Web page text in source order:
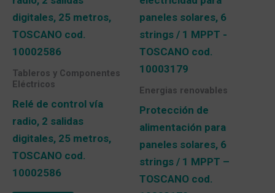
Tableros y Componentes
Eléctricos
Relé de control vía
radio, 2 salidas
digitales, 25 metros,
TOSCANO cod.
10002586
Energias renovables
Protección de
alimentación para
paneles solares, 6
strings / 1 MPPT –
TOSCANO cod.